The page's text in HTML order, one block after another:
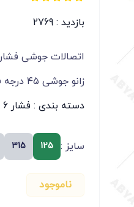
بازدید : 2769
اتصالات جوشی فشار ۶
زانو جوشی ۴۵ درجه فشار ۶
دسته بندی : فشار 6
سایز : 125
315
ناموجود